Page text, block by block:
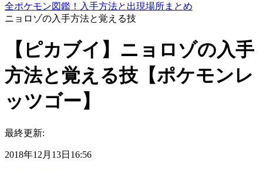
全ポケモン図鑑！入手方法と出現場所まとめ
ニョロゾの入手方法と覚える技
【ピカブイ】ニョロゾの入手
方法と覚える技【ポケモンレ
ッツゴー】
最終更新:
2018年12月13日16:56